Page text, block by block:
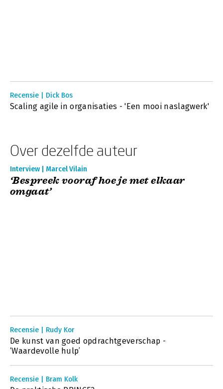
Recensie | Dick Bos
Scaling agile in organisaties - 'Een mooi naslagwerk'
Over dezelfde auteur
Interview | Marcel Vilain
‘Bespreek vooraf hoe je met elkaar
omgaat’
Recensie | Rudy Kor
De kunst van goed opdrachtgeverschap -
‘Waardevolle hulp’
Recensie | Bram Kolk